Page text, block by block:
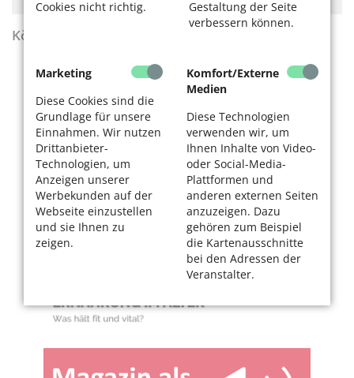
Cookies nicht richtig.
Gestaltung der Seite
verbessern können.
Marketing
Diese Cookies sind die
Grundlage für unsere
Einnahmen. Wir nutzen
Drittanbieter-
Technologien, um
Anzeigen unserer
Werbekunden auf der
Webseite einzustellen
und sie Ihnen zu
zeigen.
Komfort/Externe
Medien
Diese Technologien
verwenden wir, um
Ihnen Inhalte von Video-
oder Social-Media-
Plattformen und
anderen externen Seiten
anzuzeigen. Dazu
gehören zum Beispiel
die Kartenausschnitte
bei den Adressen der
Veranstalter.
KölnerLeben Sommer 2026